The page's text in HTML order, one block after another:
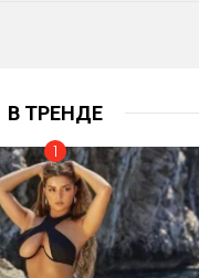
В ТРЕНДЕ